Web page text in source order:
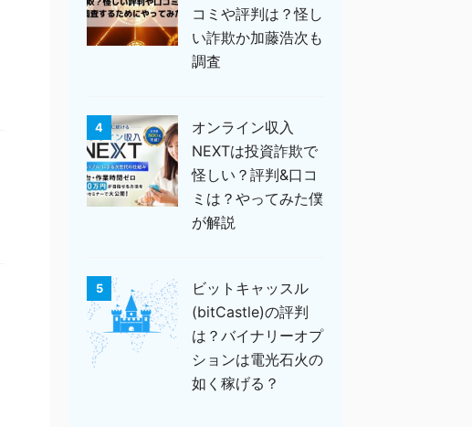
コミや評判は？怪し
い詐欺か加藤浩次も
調査
4
オンライン収入
NEXTは投資詐欺で
怪しい？評判&口コ
ミは？やってみた僕
が解説
5
ビットキャッスル
(bitCastle)の評判
は？バイナリーオプ
ションは電光石火の
如く稼げる？